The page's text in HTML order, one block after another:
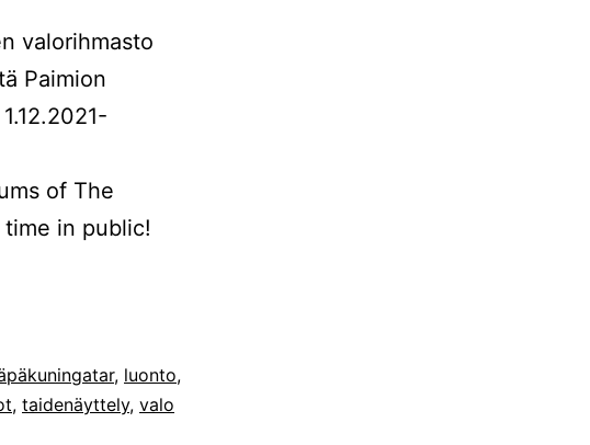
valorihmasto
Paimion
of The
in public!
, luonto,
, taidenäyttely, valo